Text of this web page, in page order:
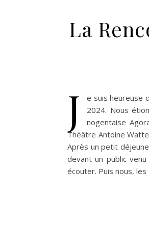
La
J
e suis heureuse
2024. Nous
nogentaise
Théâtre Antoine
Après un petit
devant un public
écouter. Puis nous,